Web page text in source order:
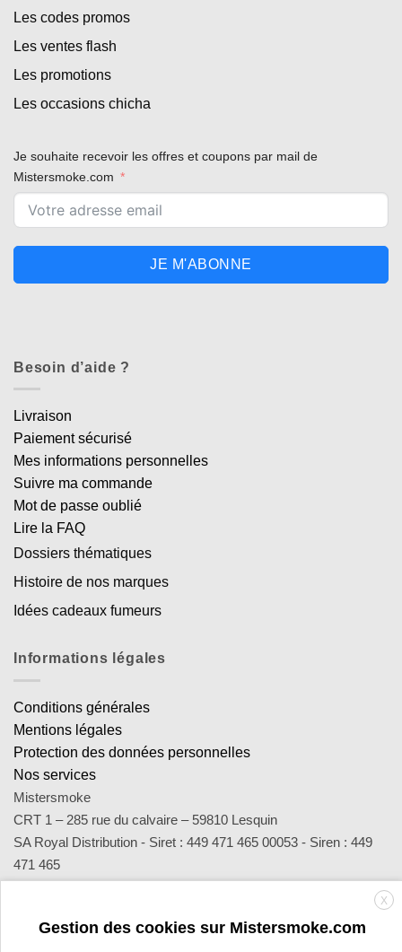
Les codes promos
Les ventes flash
Les promotions
Les occasions chicha
Je souhaite recevoir les offres et coupons par mail de
Mistersmoke.com
JE M'ABONNE
Besoin d’aide ?
Livraison
Paiement sécurisé
Mes informations personnelles
Suivre ma commande
Mot de passe oublié
Lire la FAQ
Dossiers thématiques
Histoire de nos marques
Idées cadeaux fumeurs
Informations légales
Conditions générales
Mentions légales
Protection des données personnelles
Nos services
Mistersmoke
CRT 1 – 285 rue du calvaire – 59810 Lesquin
SA Royal Distribution - Siret : 449 471 465 00053 - Siren : 449
471 465
sav@mistersmoke.com ou par téléphone au 03 20 90 56 55 du
lundi au vendredi de 9h à 17h.
X
Gestion des cookies sur Mistersmoke.com